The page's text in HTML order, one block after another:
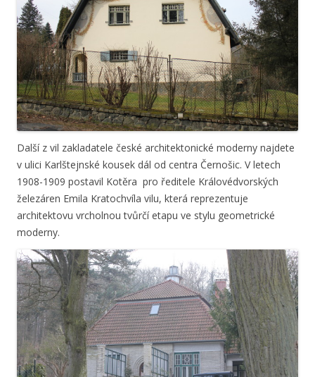
Další z vil zakladatele české architektonické moderny najdete
v ulici Karlštejnské kousek dál od centra Černošic. V letech
1908-1909 postavil Kotěra pro ředitele Královédvorských
železáren Emila Kratochvíla vilu, která reprezentuje
architektovu vrcholnou tvůrčí etapu ve stylu geometrické
moderny.